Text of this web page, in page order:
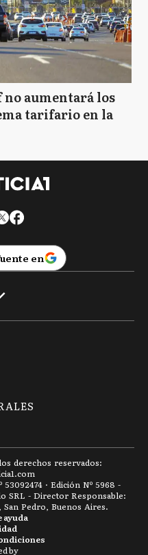
aumentará los
tarifario en la
en
derechos reservados:
· Edición Nº 5968 -
SRL - Director Responsable:
Pedro, Buenos Aires.
ayuda
by